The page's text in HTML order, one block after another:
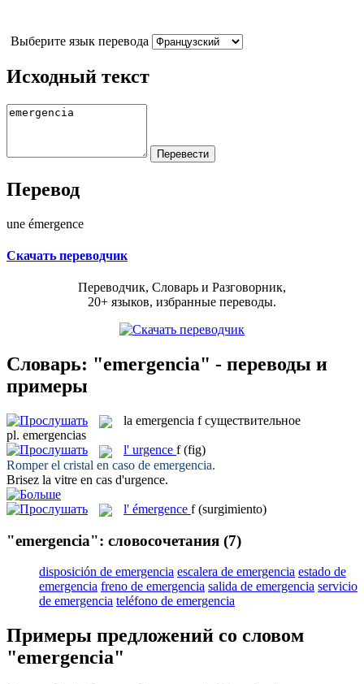
Выберите язык перевода
Исходный текст
Перевод
une émergence
Скачать переводчик
Переводчик, Словарь и Разговорник,
20+ языков, избранные переводы.
Словарь: "emergencia" - переводы и
примеры
la emergencia f существительное
pl. emergencias
l' urgence f (fig)
Romper el cristal en caso de emergencia.
Brisez la vitre en cas d'urgence.
l' émergence f (surgimiento)
"emergencia": словосочетания (7)
disposición de emergencia escalera de emergencia estado de
emergencia freno de emergencia salida de emergencia servicio
de emergencia teléfono de emergencia
Примеры предложений со словом
"emergencia"